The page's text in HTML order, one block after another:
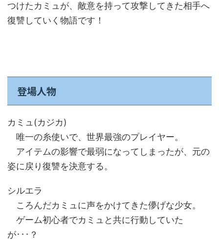
つけたカミュが、敵意を持って攻撃してきた相手へ
復讐していく物語です！
登場人物
カミュ(カジカ)
唯一の糸使いで、世界最強のプレイヤー。
アイテムの影響で最弱になってしまったが、元の
姿に戻り復讐を決意する。
シルエラ
ころんだカミュに声をかけてきた儚げな少女。
ゲーム初心者でカミュと共に行動していた
が･･･？